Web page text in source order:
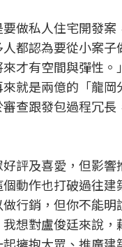
做私人住宅開發案
都認為要從小案
才有空間與彈性。
就是兩億的「龍
查跟發包過程冗
評及喜愛，但影響
動作也打破過往
行銷，但你不能
想對盧俊廷來說